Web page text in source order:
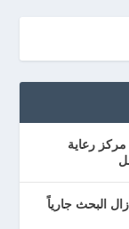
رعاية
البحث جارياً